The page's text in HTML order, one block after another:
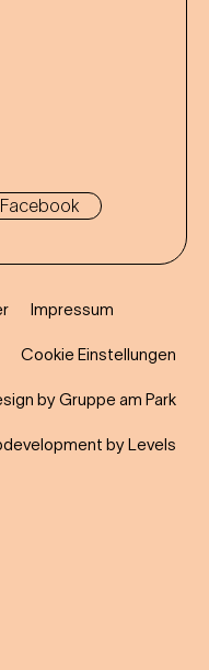
Facebook
Impressum
Cookie Einstellungen
by Gruppe am Park
by Levels